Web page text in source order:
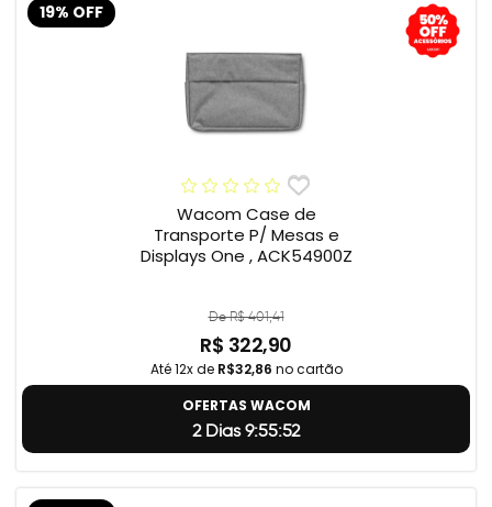
19% OFF
Wacom Case de
Transporte P/ Mesas e
Displays One , ACK54900Z
De R$ 401,41
R$ 322,90
Até 12x de R$32,86 no cartão
OFERTAS WACOM
2 Dias 9:55:51